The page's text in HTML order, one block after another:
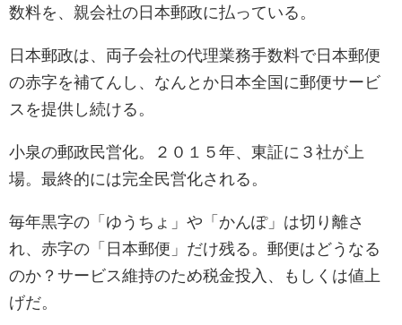
数料を、親会社の日本郵政に払っている。
日本郵政は、両子会社の代理業務手数料で日本郵便
の赤字を補てんし、なんとか日本全国に郵便サービ
スを提供し続ける。
小泉の郵政民営化。２０１５年、東証に３社が上
場。最終的には完全民営化される。
毎年黒字の「ゆうちょ」や「かんぽ」は切り離さ
れ、赤字の「日本郵便」だけ残る。郵便はどうなる
のか？サービス維持のため税金投入、もしくは値上
げだ。